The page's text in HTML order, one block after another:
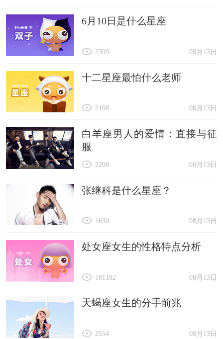
6月10日是什么星座
08月13日
2399
十二星座最怕什么老师
08月13日
2108
白羊座男人的爱情：直接与征
服
08月13日
2208
张继科是什么星座？
08月13日
1630
处女座女生的性格特点分析
08月13日
181192
天蝎座女生的分手前兆
08月13日
2554